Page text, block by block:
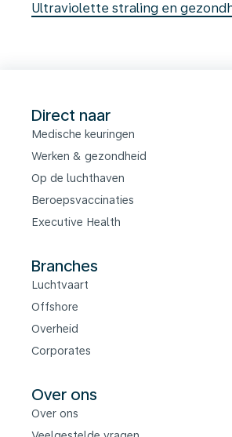
Ultraviolette straling en
Direct naar
Medische keuringen
Werken & gezondheid
Op de luchthaven
Beroepsvaccinaties
Executive Health
Branches
Luchtvaart
Offshore
Overheid
Corporates
Over ons
Over ons